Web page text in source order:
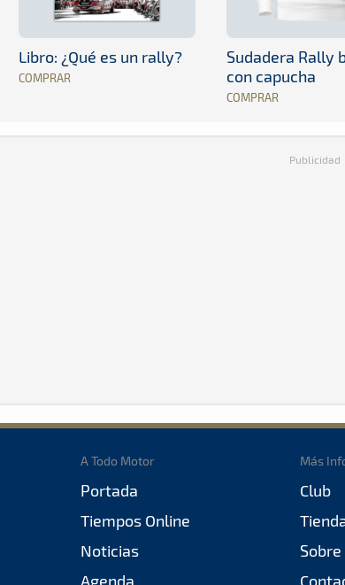
Libro: ¿Qué es un rally?
COMPRAR
Sudadera Rally
con capucha
COMPRAR
Publicidad
A Todo Motor
Portada
Tiempos Online
Noticias
Agenda
Más
Club